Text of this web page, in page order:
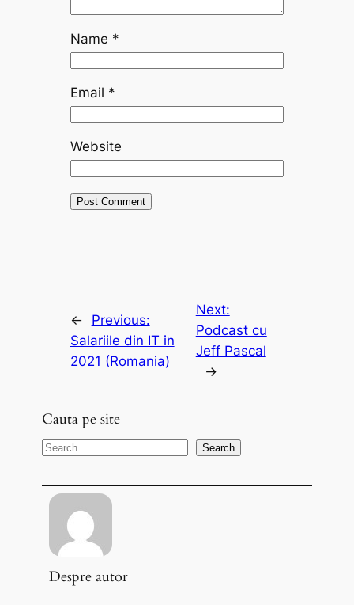
Name *
Email *
Website
←
Previous:
Salariile din IT in
2021 (Romania)
Next:
Podcast cu
Jeff Pascal
→
Cauta pe site
S
a
Search
Despre autor